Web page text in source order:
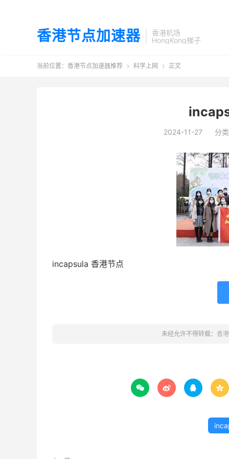
香港节点加速器
香港机场
HongKong梯子
当前位置： 香港节点加速器推荐  科学上网  正文
2024-11-27 分
incapsula 香港节点
未经允许不得转载： 香
   